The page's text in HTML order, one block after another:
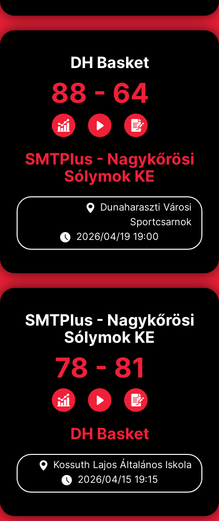
DH Basket
88 - 64
SMTPlus - Nagykőrösi
Sólymok KE
Dunaharaszti Városi
Sportcsarnok
2026/04/19 19:00
SMTPlus - Nagykőrösi
Sólymok KE
78 - 81
DH Basket
Kossuth Lajos Általános Iskola
2026/04/15 19:15